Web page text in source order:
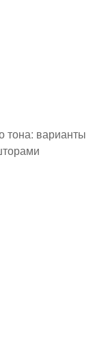
тона: варианты